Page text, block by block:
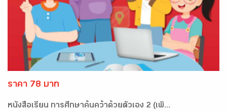
ราคา 78 บาท
หนังสือเรียน การศึกษาค้นคว้าด้วยตัวเอง 2 (เพิ...